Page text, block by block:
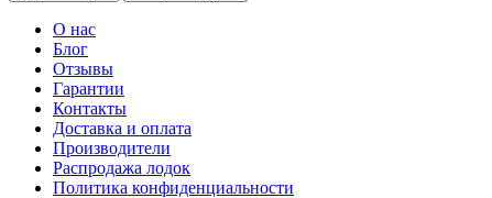
О нас
Блог
Отзывы
Гарантии
Контакты
Доставка и оплата
Производители
Распродажа лодок
Политика конфиденциальности